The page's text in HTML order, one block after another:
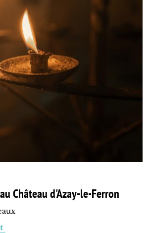
au Château d'Azay-le-Ferron